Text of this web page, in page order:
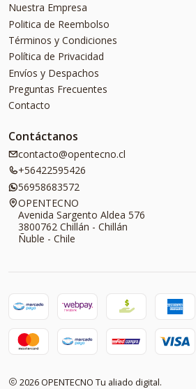
Nuestra Empresa
Politica de Reembolso
Términos y Condiciones
Política de Privacidad
Envíos y Despachos
Preguntas Frecuentes
Contacto
Contáctanos
contacto@opentecno.cl
+56422595426
56958683572
OPENTECNO
Avenida Sargento Aldea 576
3800762 Chillán - Chillán
Ñuble - Chile
2026 OPENTECNO Tu aliado digital.